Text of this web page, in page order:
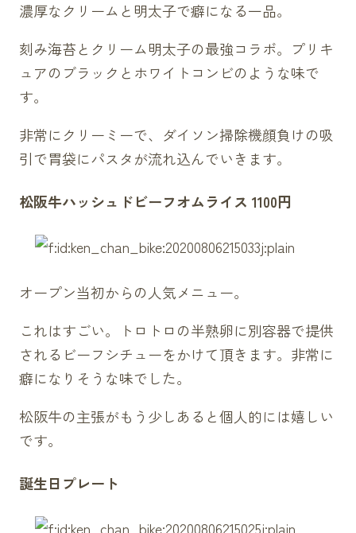
濃厚なクリームと明太子で癖になる一品。
刻み海苔とクリーム明太子の最強コラボ。 プリキ
ュアのブラックとホワイトコンビのような味で
す。
非常にクリーミーで、ダイソン掃除機顔負けの吸
引で胃袋にパスタが流れ込んでいきます。
松阪牛ハッシュドビーフオムライス 1100円
オープン当初からの人気メニュー。
これはすごい。トロトロの半熟卵に別容器で提供
される ビーフシチューをかけて頂きます。非常に
癖になりそうな味でした。
松阪牛の主張がもう少しあると個人的には嬉しい
です。
誕生日プレート